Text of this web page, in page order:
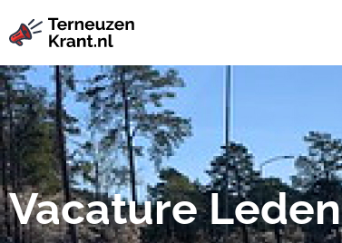
Vacature Leden